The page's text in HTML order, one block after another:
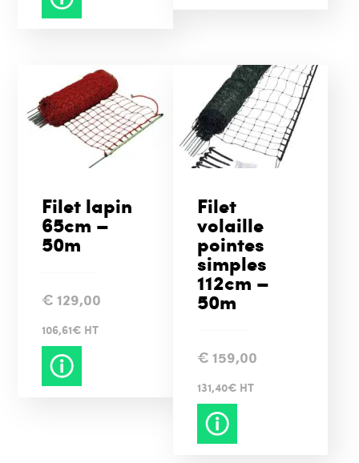
Filet lapin
65cm –
50m
€129,00
106,61€ HT
Filet
volaille
pointes
simples
112cm –
50m
€159,00
131,40€ HT